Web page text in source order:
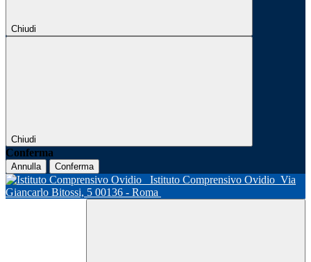
Chiudi
Chiudi
Conferma
Annulla Conferma
Istituto Comprensivo Ovidio Via
Giancarlo Bitossi, 5 00136 - Roma